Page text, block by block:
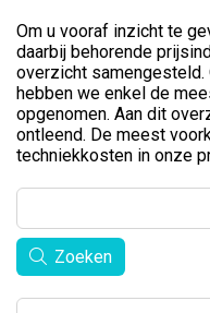
Om u vooraf inzicht te
daarbij behorende
overzicht samengesteld.
hebben we enkel de
opgenomen. Aan dit
ontleend. De meest
techniekkosten in onze
Zoeken